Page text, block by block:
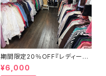
期間限定20％OFF『レディース
春夏物30点セット☆弊社店舗販
売品と同等のクオリティです♪』
¥6,000